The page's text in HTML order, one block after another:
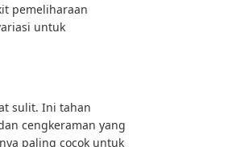
pemeliharaan
untuk
sulit. Ini tahan
cengkeraman yang
paling cocok untuk